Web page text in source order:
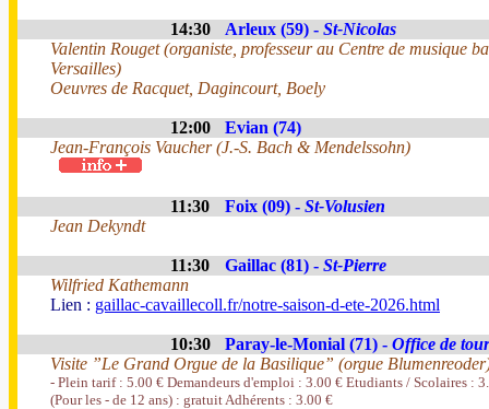
14:30 Arleux (59) - St-Nicolas
Valentin Rouget (organiste, professeur au Centre de musique
Versailles)
Oeuvres de Racquet, Dagincourt, Boely
12:00
Evian (74)
Jean-François Vaucher (J.-S. Bach & Mendelssohn)
11:30 Foix (09) - St-Volusien
Jean Dekyndt
11:30 Gaillac (81) - St-Pierre
Wilfried Kathemann
Lien : gaillac-cavaillecoll.fr/notre-saison-d-ete-2026.html
10:30 Paray-le-Monial (71) - Office de
Visite ”Le Grand Orgue de la Basilique” (orgue
- Plein tarif : 5.00 € Demandeurs d'emploi : 3.00 € Etudiants / Scolaires :
(Pour les - de 12 ans) : gratuit Adhérents : 3.00 €